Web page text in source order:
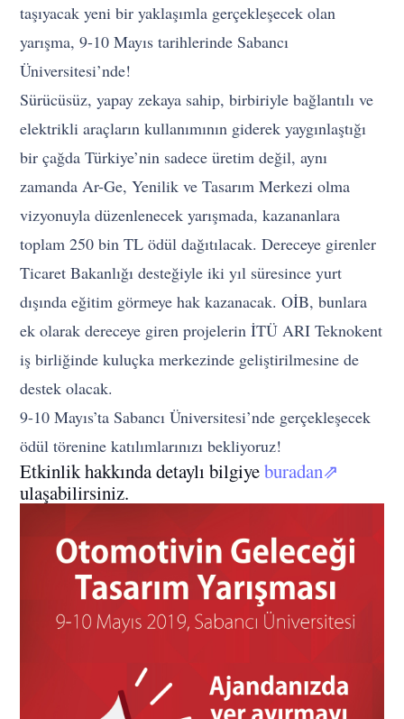
taşıyacak yeni bir yaklaşımla gerçekleşecek olan
yarışma, 9-10 Mayıs tarihlerinde Sabancı
Üniversitesi’nde!
Sürücüsüz, yapay zekaya sahip, birbiriyle bağlantılı ve
elektrikli araçların kullanımının giderek yaygınlaştığı
bir çağda Türkiye’nin sadece üretim değil, aynı
zamanda Ar-Ge, Yenilik ve Tasarım Merkezi olma
vizyonuyla düzenlenecek yarışmada, kazananlara
toplam 250 bin TL ödül dağıtılacak. Dereceye girenler
Ticaret Bakanlığı desteğiyle iki yıl süresince yurt
dışında eğitim görmeye hak kazanacak. OİB, bunlara
ek olarak dereceye giren projelerin İTÜ ARI Teknokent
iş birliğinde kuluçka merkezinde geliştirilmesine de
destek olacak.
9-10 Mayıs’ta Sabancı Üniversitesi’nde gerçekleşecek
ödül törenine katılımlarınızı bekliyoruz!
Etkinlik hakkında detaylı bilgiyeburadan⇗
ulaşabilirsiniz.